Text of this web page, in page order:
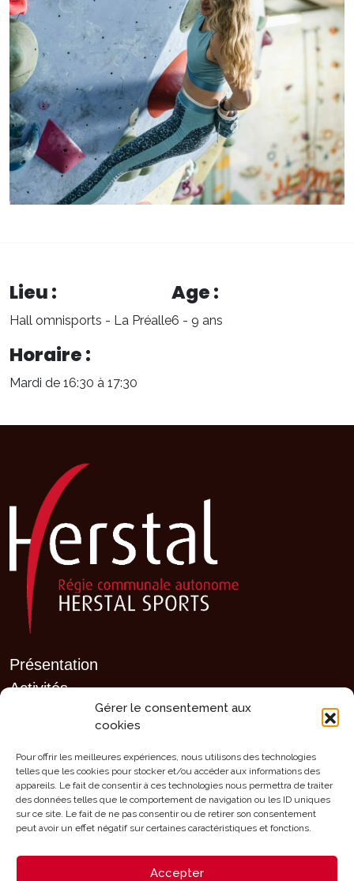
Gérer le consentement aux
cookies
Pour offrir les meilleures expériences, nous utilisons des technologies
telles que les cookies pour stocker et/ou accéder aux informations des
appareils. Le fait de consentir à ces technologies nous permettra de traiter
des données telles que le comportement de navigation ou les ID uniques
sur ce site. Le fait de ne pas consentir ou de retirer son consentement
peut avoir un effet négatif sur certaines caractéristiques et fonctions.
Accepter
Lieu :
Hall omnisports - La Préalle
Age :
6 - 9 ans
Horaire :
Mardi de 16:30 à 17:30
Présentation
Activités
Infrastructures
Mérites
Aides
Contact